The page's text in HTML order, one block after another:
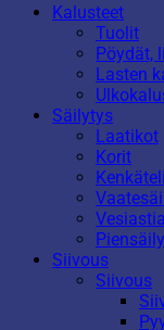
Kalusteet
Tuolit
Pöydät,
Lasten
Säilytys
Laatikot
Korit
Siivous
Siivous